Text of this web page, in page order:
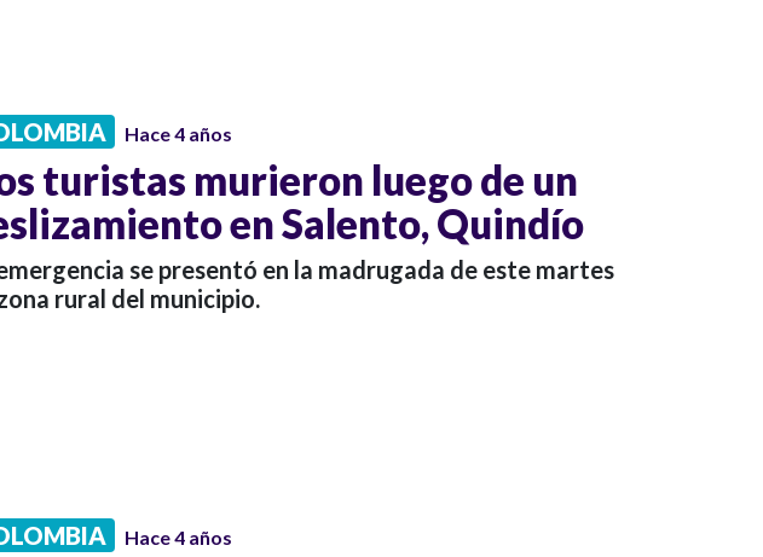
Hace 4 años
turistas murieron luego de un
en Salento, Quindío
se presentó en la madrugada de este martes
rural del municipio.
Hace 4 años